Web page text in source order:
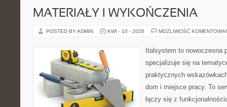
MATERIAŁY I WYKOŃCZENIA
POSTED BY ADMIN KWI - 10 - 2026 MOŻLIWOŚĆ
Italsystem to nowoczesna
specjalizuje się na
praktycznych
dom i miejsce pracy. To
łączy się z